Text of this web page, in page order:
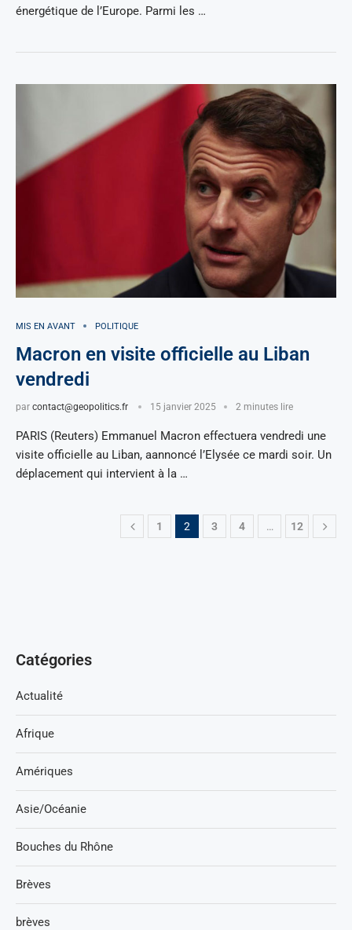
énergétique de l’Europe. Parmi les …
MIS EN AVANT POLITIQUE
Macron en visite officielle au Liban
vendredi
par contact@geopolitics.fr 15 janvier 2025 2 minutes lire
PARIS (Reuters) Emmanuel Macron effectuera vendredi une
visite officielle au Liban, aannoncé l’Elysée ce mardi soir. Un
déplacement qui intervient à la …
1 2 3 4 … 12
Catégories
Actualité
Afrique
Amériques
Asie/Océanie
Bouches du Rhône
Brèves
brèves